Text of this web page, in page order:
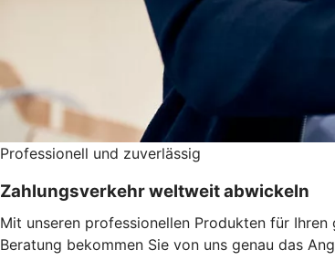
Professionell und zuverlässig
Zahlungsverkehr weltweit abwickeln
Mit unseren professionellen Produkten für
Beratung bekommen Sie von uns genau das